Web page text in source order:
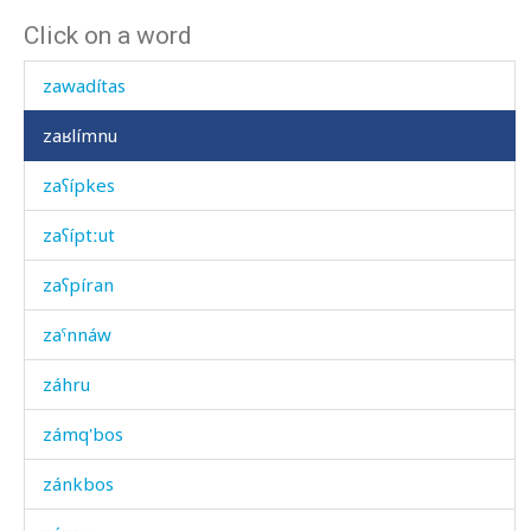
Click on a word
zarrá
zawadítas
zaʁlímnu
zaʕípkes
zaʕíptːut
zaʕpíran
zaˤnnáw
záhru
zámq'bos
zánkbos